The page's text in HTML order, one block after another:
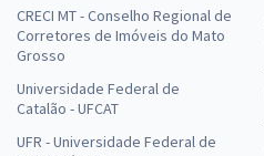
CRECI MT - Conselho Regional de
Corretores de Imóveis do Mato
Grosso
Universidade Federal de
Catalão - UFCAT
UFR - Universidade Federal de